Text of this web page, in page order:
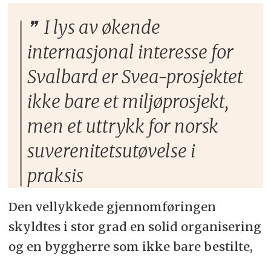
I lys av økende
internasjonal interesse for
Svalbard er Svea-prosjektet
ikke bare et miljøprosjekt,
men et uttrykk for norsk
suverenitetsutøvelse i
praksis
Den vellykkede gjennomføringen
skyldtes i stor grad en solid organisering
og en byggherre som ikke bare bestilte,